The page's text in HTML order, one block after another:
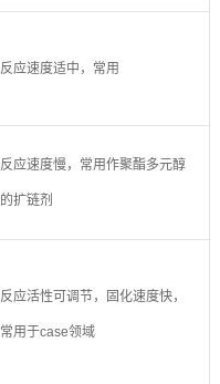
反应速度适中，常用
反应速度慢，常用作聚酯多元醇
的扩链剂
反应活性可调节，固化速度快，
常用于case领域